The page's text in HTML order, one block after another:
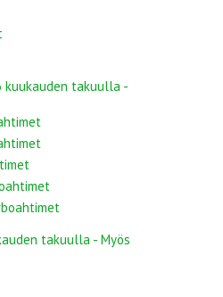
kuukauden takuulla -
takuulla - Myös